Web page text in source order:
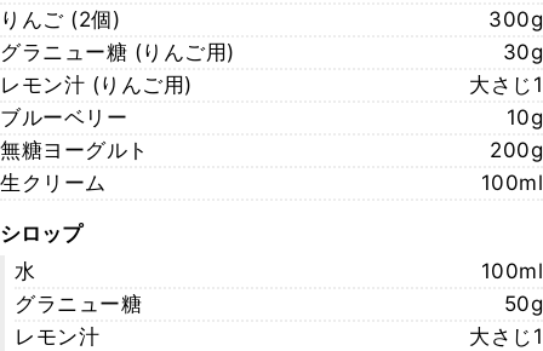
りんご (2個)
300g
グラニュー糖 (りんご用)
30g
レモン汁 (りんご用)
大さじ1
ブルーベリー
10g
無糖ヨーグルト
200g
生クリーム
100ml
シロップ
水
100ml
グラニュー糖
50g
レモン汁
大さじ1